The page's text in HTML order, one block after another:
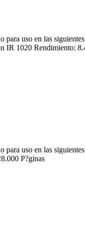
uso en las
IR 1020 Rendimiento:
uso en las
P?ginas